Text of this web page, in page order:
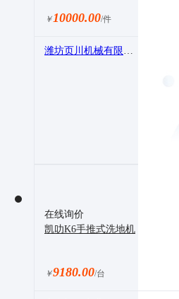
￥10000.00/件
潍坊页川机械有限公司
在线询价
凯叻K6手推式洗地机
￥9180.00/台